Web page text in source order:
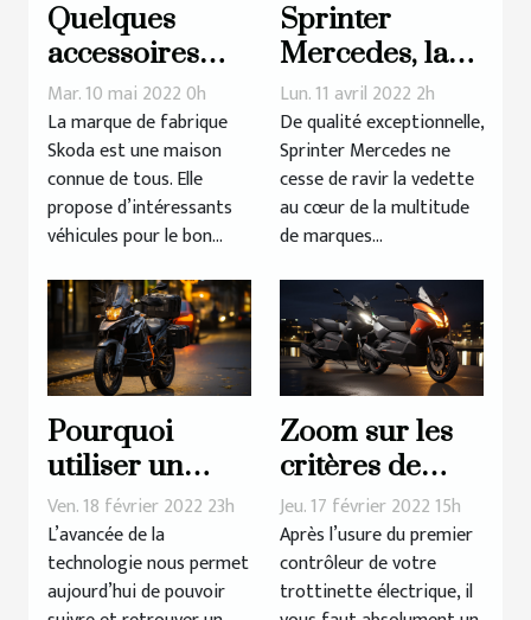
Quelques
accessoires
d’intérieur
d’une voiture
Skoda
Mar. 10 mai 2022 0h
La marque de fabrique
Skoda est une maison
connue de tous. Elle
propose d’intéressants
véhicules pour le bon...
Sprinter
Mercedes, la
marque de
référence en
vogue
Lun. 11 avril 2022 2h
De qualité exceptionnelle,
Sprinter Mercedes ne
cesse de ravir la vedette
au cœur de la multitude
de marques...
Pourquoi
utiliser un
traceur GPS
pour sa moto ?
Ven. 18 février 2022 23h
L’avancée de la
technologie nous permet
aujourd’hui de pouvoir
Zoom sur les
critères de
choix d’un
contrôleur
pour
trottinette
Jeu. 17 février 2022 15h
Après l’usure du premier
contrôleur de votre
trottinette électrique, il